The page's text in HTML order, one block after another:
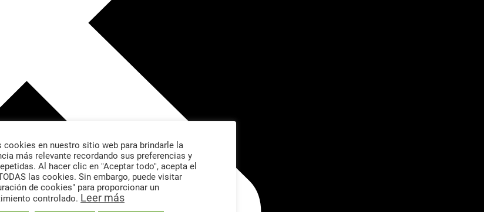
cookies en nuestro sitio web para brindarle la
más relevante recordando sus preferencias y
Al hacer clic en "Aceptar todo", acepta el
las cookies. Sin embargo, puede visitar
de cookies" para proporcionar un
controlado. Leer más